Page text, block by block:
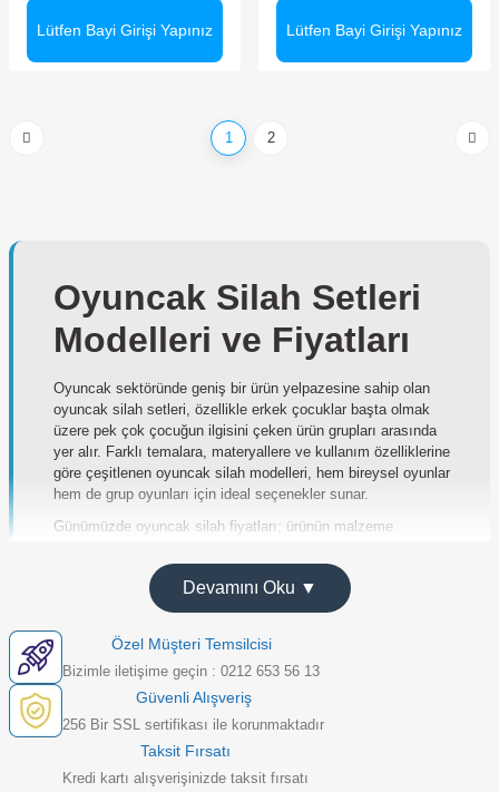
Lütfen Bayi Girişi Yapınız Lütfen Bayi Girişi Yapınız
1 2
Oyuncak Silah Setleri
Modelleri ve Fiyatları
Oyuncak sektöründe geniş bir ürün yelpazesine sahip olan
oyuncak silah setleri, özellikle erkek çocuklar başta olmak
üzere pek çok çocuğun ilgisini çeken ürün grupları arasında
yer alır. Farklı temalara, materyallere ve kullanım özelliklerine
göre çeşitlenen oyuncak silah modelleri, hem bireysel oyunlar
hem de grup oyunları için ideal seçenekler sunar.
Günümüzde oyuncak silah fiyatları; ürünün malzeme
göre değişiklik göstermektedir. Özellikle toptan alımlarda fiyat
avantajı elde etmek mümkündür. Bu noktada
toptan
alışverişi yapan işletmeler için geniş ürün yelpazesi
ve rekabetçi fiyatlar büyük önem taşır.
Oyuncak silah kategorisi, tekli ürünlerden geniş kapsamlı
setlere kadar uzanan seçenekler içerir. Küçük oyuncak silah
alternatiflerinden büyük oyuncak silah setlerine kadar her
ihtiyaca uygun ürün bulmak mümkündür. Aynı zamanda
gerçekçi oyuncak silah tasarımları, çocukların hayal gücünü
destekleyen önemli bir rol oynar.
Devamını Oku ▼
Özel Müşteri Temsilcisi
Bizimle iletişime geçin : 0212 653 56 13
Güvenli Alışveriş
256 Bir SSL sertifikası ile korunmaktadır
Taksit Fırsatı
Kredi kartı alışverişinizde taksit fırsatı